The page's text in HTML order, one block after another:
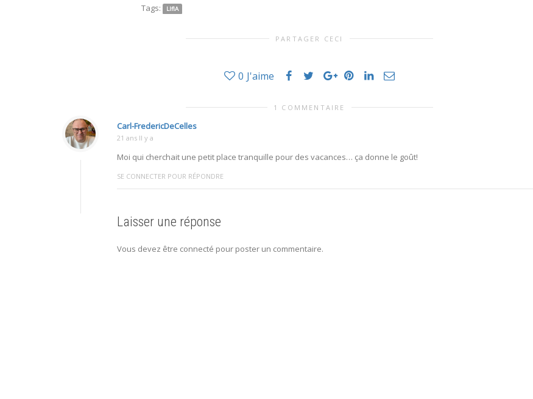
Tags:
LIfIA
PARTAGER CECI
0 J'aime
1 COMMENTAIRE
Carl-FredericDeCelles
21 ans Il y a
Moi qui cherchait une petit place tranquille pour des vacances… ça donne le goût!
SE CONNECTER POUR RÉPONDRE
Laisser une réponse
Vous devez être connecté pour poster un commentaire.